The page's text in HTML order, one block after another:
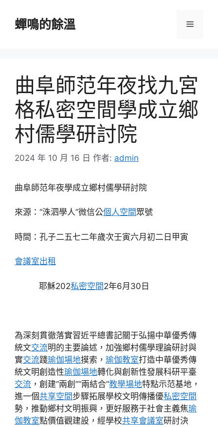
蟬鳴的餘溫 選
曲阜師范年夜找九宮
格私密空間學成立鄉
村儒學研討院
2024 年 10 月 16 日 作者: admin
曲阜師范年夜學成立鄉村儒學研討院
來源：“洙泗學人”微信公個人空間眾號
時間：孔子二五七二年歲次壬寅六月初二日甲寅
會議室出租
耶穌202私密空間2年6月30日
為深刻貫徹落實習近平總書記關于弘揚中華優秀傳
統文交流明的主要論述，加強鄉村儒學理論研討與
實交流踐瑜伽場地摸索， 瑜伽教室打造中華優秀傳
統文明創造性瑜伽場地轉化與創新性發展科研平臺
交流 ，創建“兩創”“兩結合”教學場地特點示范基地，
進一個共享空間步驟拓展學校文明傳播優私密空間
勢，推動鄉村文明振興，更好服務于社會主義焦瑜
伽教室點價值觀建設，經學校共享會議室研討決